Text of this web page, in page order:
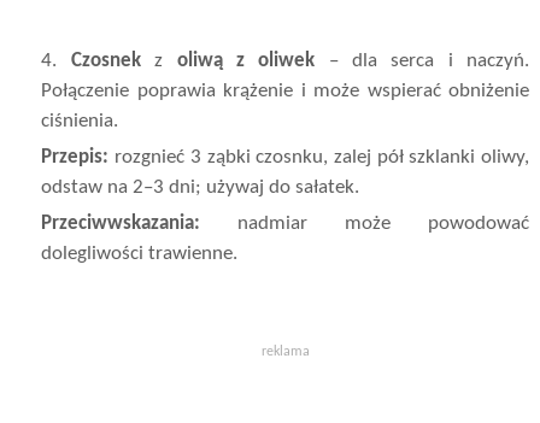
4. Czosnekz oliwą z oliwek – dla serca i naczyń.
Połączenie poprawia krążenie i może wspierać obniżenie
ciśnienia.
Przepis: rozgnieć 3 ząbki czosnku, zalej pół szklanki oliwy,
odstaw na 2–3 dni; używaj do sałatek.
Przeciwwskazania: nadmiar może powodować
dolegliwości trawienne.
reklama